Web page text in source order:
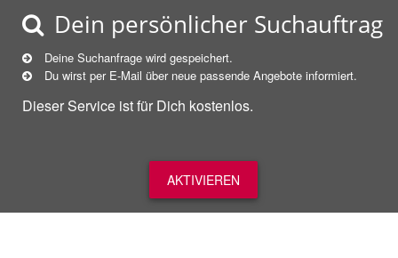
Dein persönlicher Suchauftrag
Deine Suchanfrage wird gespeichert.
Du wirst per E-Mail über neue passende Angebote informiert.
Dieser Service ist für Dich kostenlos.
AKTIVIEREN